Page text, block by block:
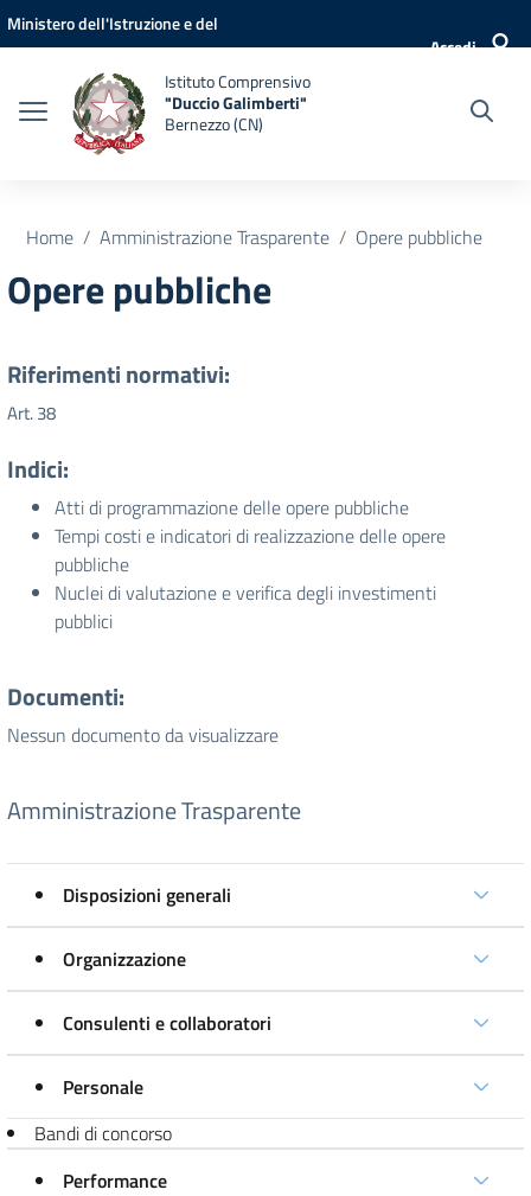
Vai ai contenuti
Vai al menu di navigazione
Vai al footer
Ministero dell'Istruzione e del
Accedi
Istituto Comprensivo
"Duccio Galimberti"
Bernezzo (CN)
Home Amministrazione Trasparente Opere pubbliche
Opere pubbliche
Riferimenti normativi:
Art. 38
Indici:
Atti di programmazione delle opere pubbliche
Tempi costi e indicatori di realizzazione delle opere
pubbliche
Nuclei di valutazione e verifica degli investimenti
pubblici
Documenti:
Nessun documento da visualizzare
Amministrazione Trasparente
Disposizioni generali
Organizzazione
Consulenti e collaboratori
Personale
Bandi di concorso
Performance